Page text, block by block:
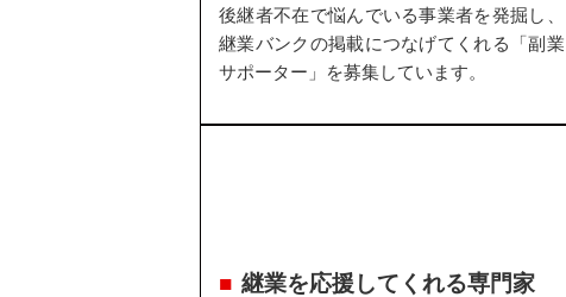
後継者不在で悩んでいる事業者を発掘し、
継業バンクの掲載につなげてくれる「副業
サポーター」を募集しています。
継業を応援してくれる専門家